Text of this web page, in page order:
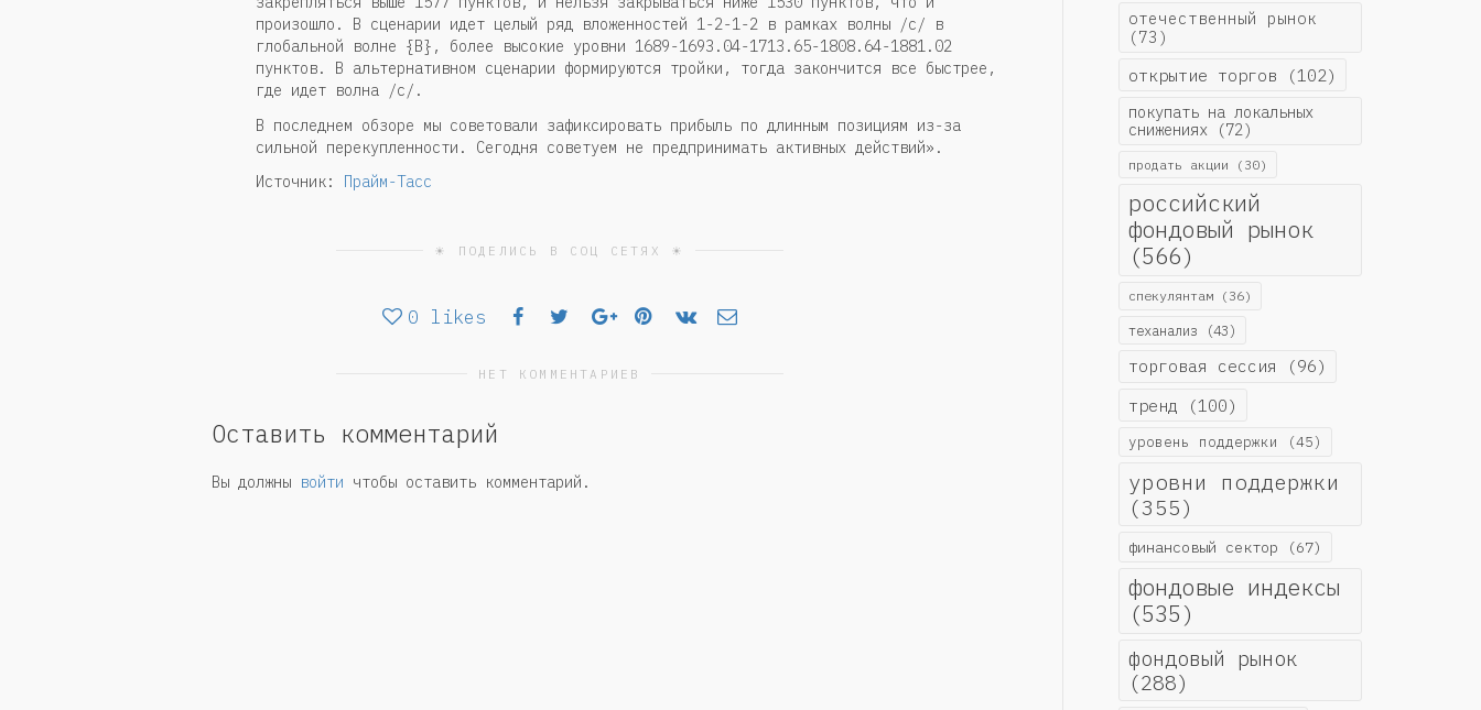
произошло. В сценарии идет целый ряд вложенностей 1-2-1-2 в рамках волны /с/ в
глобальной волне {В}, более высокие уровни 1689-1693.04-1713.65-1808.64-1881.02
пунктов. В альтернативном сценарии формируются тройки, тогда закончится все быстрее,
где идет волна /с/.
В последнем обзоре мы советовали зафиксировать прибыль по длинным позициям из-за
сильной перекупленности. Сегодня советуем не предпринимать активных действий».
Источник:
Прайм-Тасс
☀ ПОДЕЛИСЬ В СОЦ СЕТЯХ ☀
0 likes
НЕТ КОММЕНТАРИЕВ
Оставить комментарий
Вы должны войти чтобы оставить комментарий.
отечественный рынок
(73)
открытие торгов (102)
покупать на локальных
снижениях(72)
продать акции (30)
российский
фондовый рынок
(566)
спекулянтам(36)
теханализ (43)
торговая сессия (96)
тренд (100)
уровень поддержки (45)
уровни поддержки
(355)
финансовый сектор (67)
фондовые индексы
(535)
фондовый рынок
(288)